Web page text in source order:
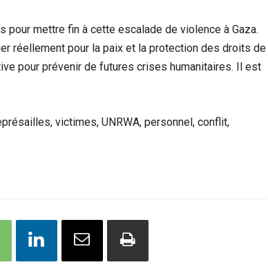
pour mettre fin à cette escalade de violence à Gaza.
réellement pour la paix et la protection des droits de
pour prévenir de futures crises humanitaires. Il est
victimes, UNRWA, personnel, conflit,